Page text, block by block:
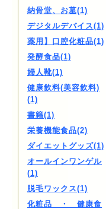
納骨堂、お墓(1)
デジタルデバイス(1)
薬用】口腔化粧品(1)
発酵食品(1)
婦人靴(1)
健康飲料(美容飲料)
(1)
書籍(1)
栄養機能食品(2)
ダイエットグッズ(1)
オールインワンゲル
(1)
脱毛ワックス(1)
化粧品 ・ 健康食